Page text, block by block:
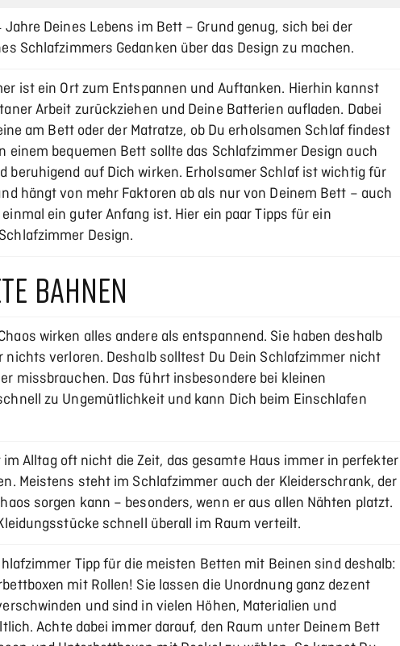
Deines Lebens im Bett – Grund genug, sich bei der
Schlafzimmers Gedanken über das Design zu machen.
ist ein Ort zum Entspannen und Auftanken. Hierhin kannst
Arbeit zurückziehen und Deine Batterien aufladen. Dabei
am Bett oder der Matratze, ob Du erholsamen Schlaf findest
einem bequemen Bett sollte das Schlafzimmer Design auch
beruhigend auf Dich wirken. Erholsamer Schlaf ist wichtig für
hängt von mehr Faktoren ab als nur von Deinem Bett – auch
ein guter Anfang ist. Hier ein paar Tipps für ein
Design.
BAHNEN
wirken alles andere als entspannend. Sie haben deshalb
nichts verloren. Deshalb solltest Du Dein Schlafzimmer nicht
missbrauchen. Das führt insbesondere bei kleinen
zu Ungemütlichkeit und kann Dich beim Einschlafen
im Alltag oft nicht die Zeit, das gesamte Haus immer in perfekter
Meistens steht im Schlafzimmer auch der Kleiderschrank, der
sorgen kann – besonders, wenn er aus allen Nähten platzt.
schnell überall im Raum verteilt.
Tipp für die meisten Betten mit Beinen sind deshalb:
mit Rollen! Sie lassen die Unordnung ganz dezent
und sind in vielen Höhen, Materialien und
Achte dabei immer darauf, den Raum unter Deinem Bett